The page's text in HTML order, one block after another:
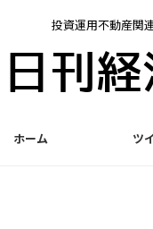
投資運用不動産関
ホーム ツ